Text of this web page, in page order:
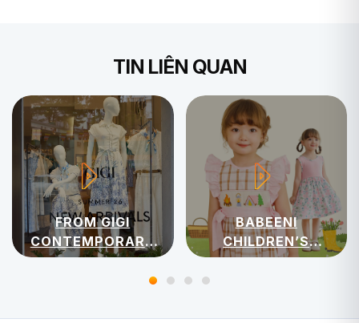
TIN LIÊN QUAN
FROM GIGI
CONTEMPORARY
WOMENSWEAR
BABEENI
CHILDREN’S
APPAREL